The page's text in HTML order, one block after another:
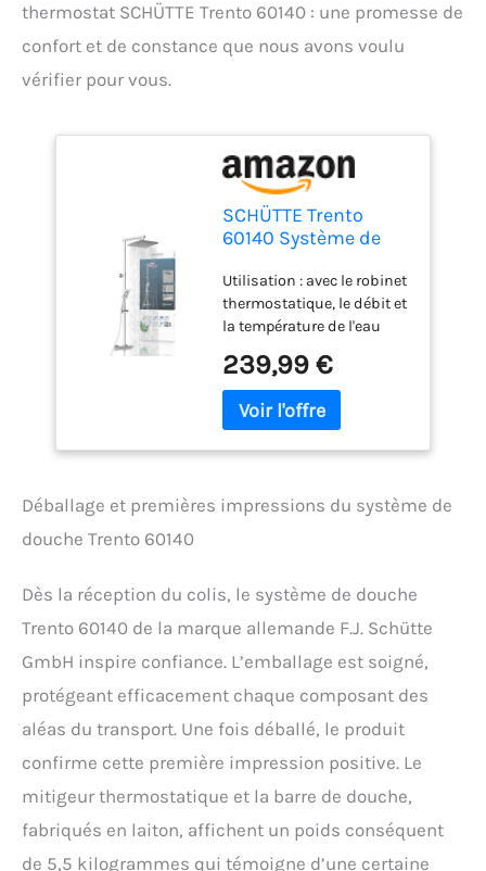
thermostat SCHÜTTE Trento 60140 : une promesse de
confort et de constance que nous avons voulu
vérifier pour vous.
SCHÜTTE Trento
60140 Système de
thermostat, grande
douche à effet pluie
(32 x 20 cm) et
douchette réglable
avec barre de
douche, colonne de
douche, panneau de
Utilisation : avec le robinet
thermostatique, le débit et
la température de l'eau
précision et basculés
entre la douchette à main
et la douche de tête. Le
Facile à utiliser : la douche
à son design classique et
aux accents chromés sur
Facile à installer : le kit de
montage fourni avec tous
nécessaires ainsi qu'une
notice de montage en
garanti) rendent
l'installation un jeu
d'enfant pour vous. Grâce
239,99 €
Déballage et premières impressions du système de
douche Trento 60140
Dès la réception du colis, le système de douche
Trento 60140 de la marque allemande F.J. Schütte
GmbH inspire confiance. L’emballage est soigné,
protégeant efficacement chaque composant des
aléas du transport. Une fois déballé, le produit
confirme cette première impression positive. Le
mitigeur thermostatique et la barre de douche,
fabriqués en laiton, affichent un poids conséquent
de 5,5 kilogrammes qui témoigne d’une certaine